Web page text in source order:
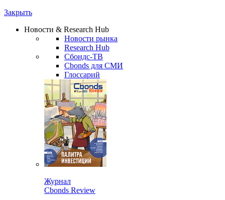
Закрыть
Новости & Research Hub
Новости рынка
Research Hub
Сбондс-ТВ
Cbonds для СМИ
Глоссарий
Журнал
Cbonds Review